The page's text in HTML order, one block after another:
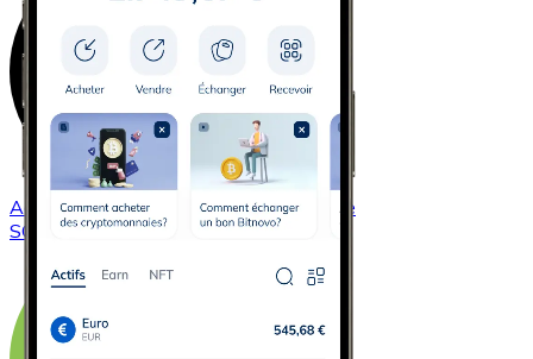
AcheterSolanaavec virement bancaire
SOL